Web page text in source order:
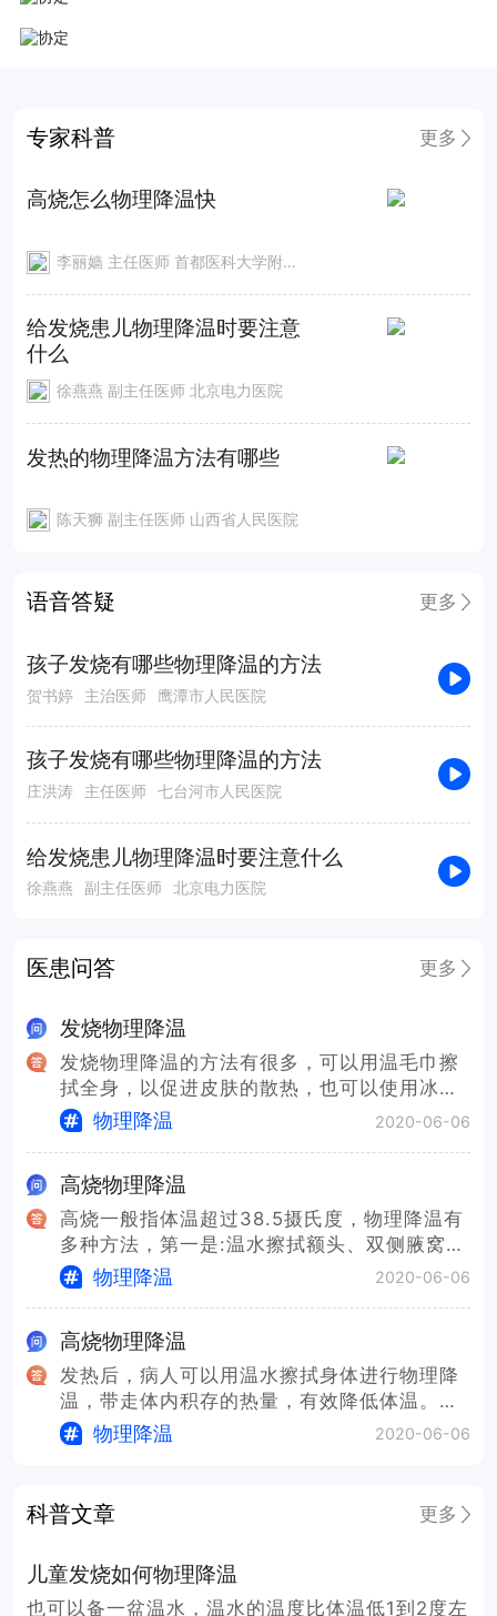
专家科普 更多
高烧怎么物理降温快
李丽嫱 主任医师 首都医科大学附属北京天坛医院
给发烧患儿物理降温时要注意
什么
徐燕燕 副主任医师 北京电力医院
发热的物理降温方法有哪些
陈天狮 副主任医师 山西省人民医院
语音答疑 更多
孩子发烧有哪些物理降温的方法
贺书婷 主治医师 鹰潭市人民医院
孩子发烧有哪些物理降温的方法
庄洪涛 主任医师 七台河市人民医院
给发烧患儿物理降温时要注意什么
徐燕燕 副主任医师 北京电力医院
医患问答 更多
发烧物理降温
发烧物理降温的方法有很多，可以用温毛巾擦
拭全身，以促进皮肤的散热，也可以使用冰
袋，放置于机体的额头、腋窝、腹股沟等部
位，促进体温的下降，避免紧张，可以多给患
物理降温 2020-06-06
高烧物理降温
高烧一般指体温超过38.5摄氏度，物理降温有
多种方法，第一是:温水擦拭额头、双侧腋窝、
手心、脚心等部位，还可以使用酒精擦拭双侧
腋窝、手心及脚心等部位；对于高烧持续不退
起高热惊厥。还可以使用温水擦拭身体，帖降
温贴等。宝宝高烧物理降温的方式可以使用温
热水进行擦洗身体也可以使用酒精擦洗脚窝前
心后心和腿腕处，宝宝出现了高烧可能是由于
感冒所引起的要及时的给宝宝服用抗感冒的药
些水也可以有效的促进降温，平时的生活当中
要预防感冒。
物理降温 2020-06-06
高烧物理降温
发热后，病人可以用温水擦拭身体进行物理降
温，带走体内积存的热量，有效降低体温。病
人在发热期间应多饮温水，多吃果蔬，促进新
陈代谢，加速体内毒素的排出，缓解症状。当
使用，超过时需要服用退烧药退烧。一般来说
儿童热采取物理冷可以给孩子多喝温开水，帮
取物理降温，物理降温的方法主要有温水擦
浴，用毛巾沾温水以后拧干擦拭腋窝，大腿
物理降温 2020-06-06
科普文章 更多
儿童发烧如何物理降温
也可以备一盆温水，温水的温度比体温低1到2度左